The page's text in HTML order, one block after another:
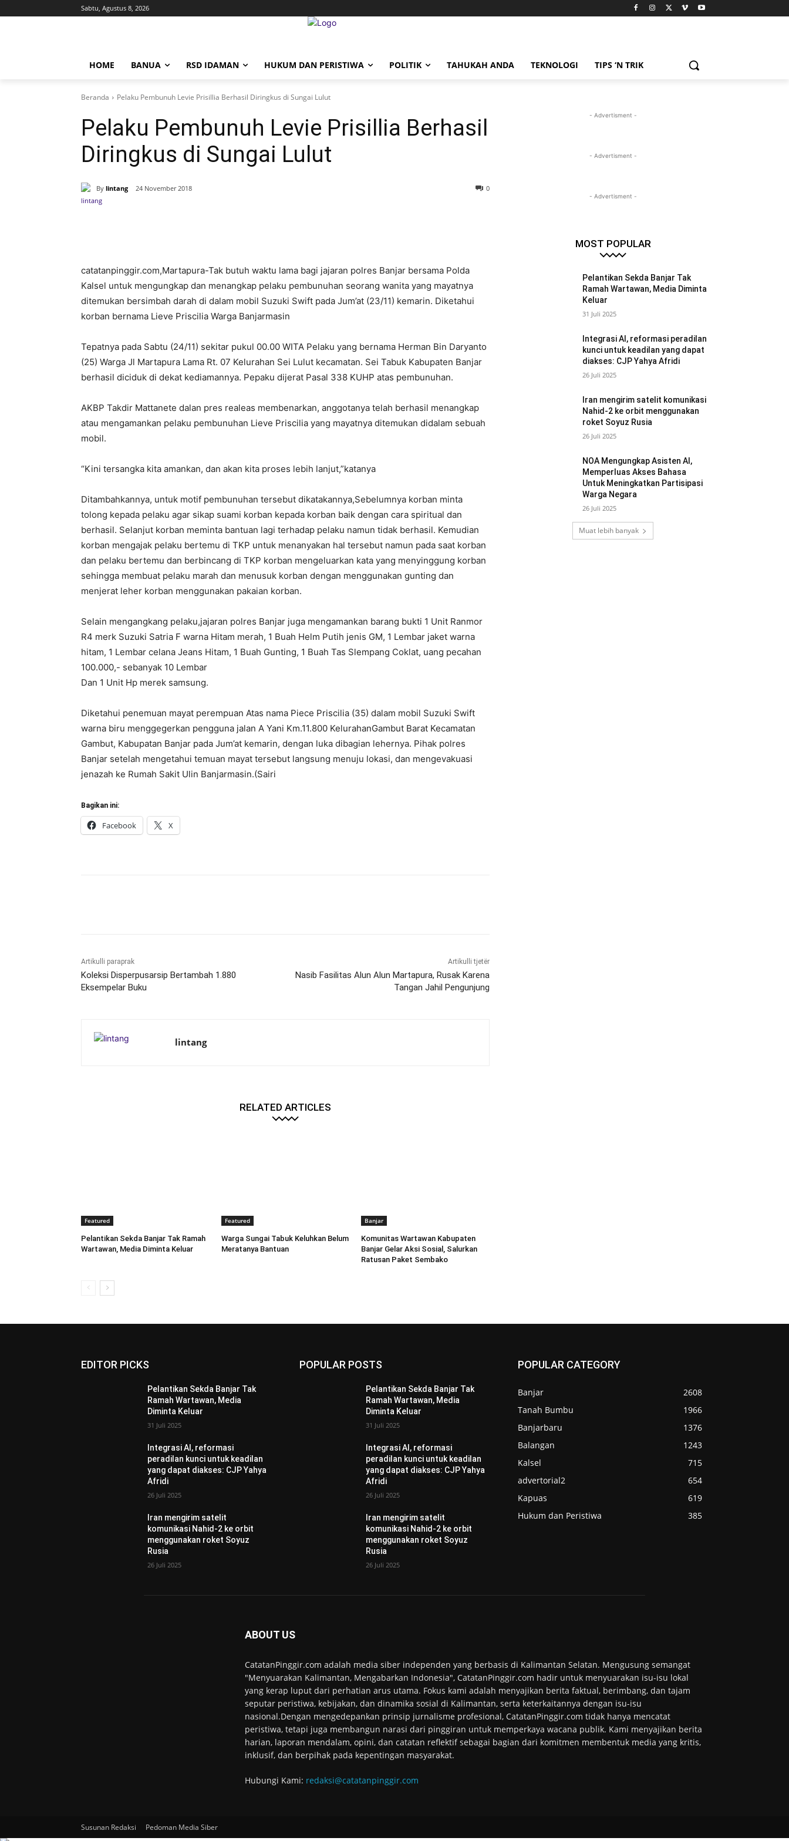
Sabtu, Agustus 8, 2026
HOME BANUA RSD IDAMAN HUKUM DAN PERISTIWA POLITIK TAHUKAH ANDA TEKNOLOGI TIPS ‘N TRIK
Beranda Pelaku Pembunuh Levie Prisillia Berhasil Diringkus di Sungai Lulut
Pelaku Pembunuh Levie Prisillia Berhasil
Diringkus di Sungai Lulut
By lintang 24 November 2018 0
catatanpinggir.com,Martapura-Tak butuh waktu lama bagi jajaran polres Banjar bersama Polda
Kalsel untuk mengungkap dan menangkap pelaku pembunuhan seorang wanita yang mayatnya
ditemukan bersimbah darah di dalam mobil Suzuki Swift pada Jum’at (23/11) kemarin. Diketahui
korban bernama Lieve Priscilia Warga Banjarmasin
Tepatnya pada Sabtu (24/11) sekitar pukul 00.00 WITA Pelaku yang bernama Herman Bin Daryanto
(25) Warga Jl Martapura Lama Rt. 07 Kelurahan Sei Lulut kecamatan. Sei Tabuk Kabupaten Banjar
berhasil diciduk di dekat kediamannya. Pepaku dijerat Pasal 338 KUHP atas pembunuhan.
AKBP Takdir Mattanete dalan pres realeas membenarkan, anggotanya telah berhasil menangkap
atau mengamankan pelaku pembunuhan Lieve Priscilia yang mayatnya ditemukan didalam sebuah
mobil.
“Kini tersangka kita amankan, dan akan kita proses lebih lanjut,”katanya
Ditambahkannya, untuk motif pembunuhan tersebut dikatakannya,Sebelumnya korban minta
tolong kepada pelaku agar sikap suami korban kepada korban baik dengan cara spiritual dan
berhasil. Selanjut korban meminta bantuan lagi terhadap pelaku namun tidak berhasil. Kemudian
korban mengajak pelaku bertemu di TKP untuk menanyakan hal tersebut namun pada saat korban
dan pelaku bertemu dan berbincang di TKP korban mengeluarkan kata yang menyinggung korban
sehingga membuat pelaku marah dan menusuk korban dengan menggunakan gunting dan
menjerat leher korban menggunakan pakaian korban.
Selain mengangkang pelaku,jajaran polres Banjar juga mengamankan barang bukti 1 Unit Ranmor
R4 merk Suzuki Satria F warna Hitam merah, 1 Buah Helm Putih jenis GM, 1 Lembar jaket warna
hitam, 1 Lembar celana Jeans Hitam, 1 Buah Gunting, 1 Buah Tas Slempang Coklat, uang pecahan
100.000,- sebanyak 10 Lembar
Dan 1 Unit Hp merek samsung.
Diketahui penemuan mayat perempuan Atas nama Piece Priscilia (35) dalam mobil Suzuki Swift
warna biru menggegerkan pengguna jalan A Yani Km.11.800 KelurahanGambut Barat Kecamatan
Gambut, Kabupatan Banjar pada Jum’at kemarin, dengan luka dibagian lehernya. Pihak polres
Banjar setelah mengetahui temuan mayat tersebut langsung menuju lokasi, dan mengevakuasi
jenazah ke Rumah Sakit Ulin Banjarmasin.(Sairi
Bagikan ini:
Facebook X
Artikulli paraprak
Koleksi Disperpusarsip Bertambah 1.880
Eksempelar Buku
Artikulli tjetër
Nasib Fasilitas Alun Alun Martapura, Rusak Karena
Tangan Jahil Pengunjung
lintang
RELATED ARTICLES
Featured
Pelantikan Sekda Banjar Tak Ramah
Wartawan, Media Diminta Keluar
Featured
Warga Sungai Tabuk Keluhkan Belum
Meratanya Bantuan
Banjar
Komunitas Wartawan Kabupaten
Banjar Gelar Aksi Sosial, Salurkan
Ratusan Paket Sembako
- Advertisment -
- Advertisment -
- Advertisment -
MOST POPULAR
Pelantikan Sekda Banjar Tak
Ramah Wartawan, Media Diminta
Keluar
31 Juli 2025
Integrasi AI, reformasi peradilan
kunci untuk keadilan yang dapat
diakses: CJP Yahya Afridi
26 Juli 2025
Iran mengirim satelit komunikasi
Nahid-2 ke orbit menggunakan
roket Soyuz Rusia
26 Juli 2025
NOA Mengungkap Asisten AI,
Memperluas Akses Bahasa
Untuk Meningkatkan Partisipasi
Warga Negara
26 Juli 2025
Muat lebih banyak
EDITOR PICKS
Pelantikan Sekda Banjar Tak
Ramah Wartawan, Media
Diminta Keluar
31 Juli 2025
Integrasi AI, reformasi
peradilan kunci untuk keadilan
yang dapat diakses: CJP Yahya
Afridi
26 Juli 2025
Iran mengirim satelit
komunikasi Nahid-2 ke orbit
menggunakan roket Soyuz
Rusia
26 Juli 2025
POPULAR POSTS
Pelantikan Sekda Banjar Tak
Ramah Wartawan, Media
Diminta Keluar
31 Juli 2025
Integrasi AI, reformasi
peradilan kunci untuk keadilan
yang dapat diakses: CJP Yahya
Afridi
26 Juli 2025
Iran mengirim satelit
komunikasi Nahid-2 ke orbit
menggunakan roket Soyuz
Rusia
26 Juli 2025
POPULAR CATEGORY
Banjar
2608
Tanah Bumbu
1966
Banjarbaru
1376
Balangan
1243
Kalsel
715
advertorial2
654
Kapuas
619
Hukum dan Peristiwa
385
ABOUT US
CatatanPinggir.com adalah media siber independen yang berbasis di Kalimantan Selatan. Mengusung semangat
"Menyuarakan Kalimantan, Mengabarkan Indonesia", CatatanPinggir.com hadir untuk menyuarakan isu-isu lokal
yang kerap luput dari perhatian arus utama. Fokus kami adalah menyajikan berita faktual, berimbang, dan tajam
seputar peristiwa, kebijakan, dan dinamika sosial di Kalimantan, serta keterkaitannya dengan isu-isu
nasional.Dengan mengedepankan prinsip jurnalisme profesional, CatatanPinggir.com tidak hanya mencatat
peristiwa, tetapi juga membangun narasi dari pinggiran untuk memperkaya wacana publik. Kami menyajikan berita
harian, laporan mendalam, opini, dan catatan reflektif sebagai bagian dari komitmen membentuk media yang kritis,
inklusif, dan berpihak pada kepentingan masyarakat.
Hubungi Kami: redaksi@catatanpinggir.com
Susunan Redaksi Pedoman Media Siber